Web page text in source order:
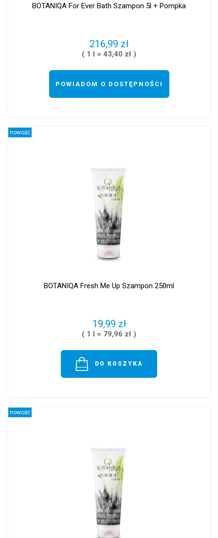
BOTANIQA For Ever Bath Szampon 5l + Pompka
216,99 zł
( 1 l = 43,40 zł )
POWIADOM O DOSTĘPNOŚCI
BOTANIQA Fresh Me Up Szampon 250ml
19,99 zł
( 1 l = 79,96 zł )
DO KOSZYKA
nowość
nowość